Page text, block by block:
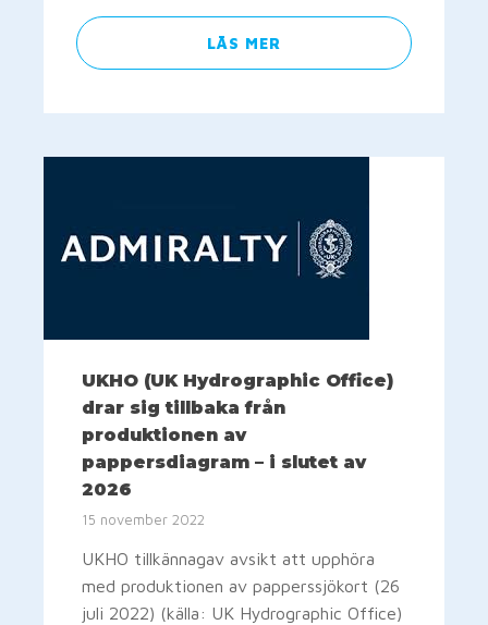
LÄS MER
UKHO (UK Hydrographic Office)
drar sig tillbaka från
produktionen av
pappersdiagram – i slutet av
2026
15 november 2022
UKHO tillkännagav avsikt att upphöra
med produktionen av papperssjökort (26
juli 2022) (källa: UK Hydrographic Office)